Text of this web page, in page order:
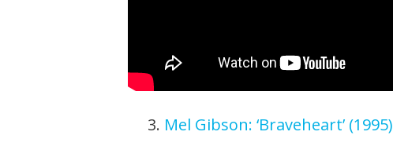
3. Mel Gibson: ‘Braveheart’ (1995)